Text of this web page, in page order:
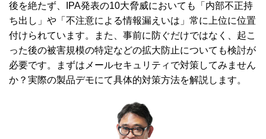
後を絶たず、IPA発表の10大脅威においても「内部不正持
ち出し」や「不注意による情報漏えいは」常に上位に位置
付けられています。また、事前に防ぐだけではなく、起こ
った後の被害規模の特定などの拡大防止についても検討が
必要です。まずはメールセキュリティで対策してみません
か？実際の製品デモにて具体的対策方法を解説します。